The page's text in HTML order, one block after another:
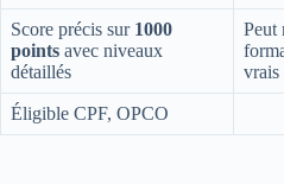
Score précis sur 1000
points avec niveaux
détaillés
Peut
vrais
Éligible CPF, OPCO